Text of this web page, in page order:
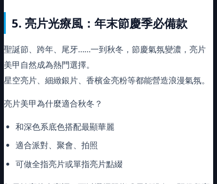
5. 亮片光療風：年末節慶季必備款
聖誕節、跨年、尾牙……一到秋冬，節慶氣氛變濃，亮片
美甲自然成為熱門選擇。
星空亮片、細緻銀片、香檳金亮粉等都能營造浪漫氣氛。
亮片美甲為什麼適合秋冬？
和深色系底色搭配最顯華麗
適合派對、聚會、拍照
可做全指亮片或單指亮片點綴